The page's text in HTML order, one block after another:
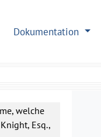
Dokumentation
welche
Esq.,